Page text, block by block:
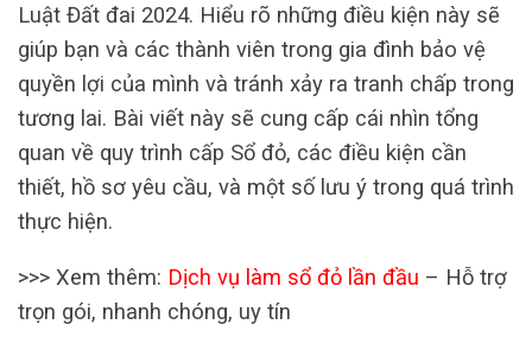
Luật Đất đai 2024. Hiểu rõ những điều kiện này sẽ
giúp bạn và các thành viên trong gia đình bảo vệ
quyền lợi của mình và tránh xảy ra tranh chấp trong
tương lai. Bài viết này sẽ cung cấp cái nhìn tổng
quan về quy trình cấp Sổ đỏ, các điều kiện cần
thiết, hồ sơ yêu cầu, và một số lưu ý trong quá trình
thực hiện.
>>> Xem thêm: Dịch vụ làm sổ đỏ lần đầu – Hỗ trợ
trọn gói, nhanh chóng, uy tín